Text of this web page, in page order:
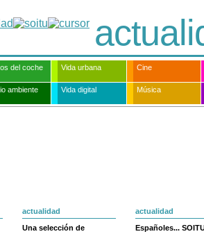
del coche Vida urbana Cine
ambiente Vida digital Música
actualidad
Una selección de
actualidad
Españoles...